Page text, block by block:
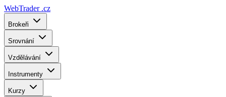
WebTrader .cz
Brokeři
Srovnání
Vzdělávání
Instrumenty
Kurzy